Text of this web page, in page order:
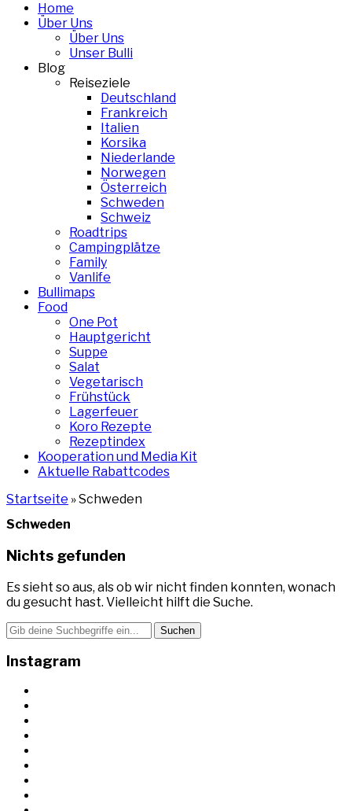
Home
Über Uns
Über Uns
Unser Bulli
Blog
Reiseziele
Deutschland
Frankreich
Italien
Korsika
Niederlande
Norwegen
Österreich
Schweden
Schweiz
Roadtrips
Campingplätze
Family
Vanlife
Bullimaps
Food
One Pot
Hauptgericht
Suppe
Salat
Vegetarisch
Frühstück
Lagerfeuer
Koro Rezepte
Rezeptindex
Kooperation und Media Kit
Aktuelle Rabattcodes
Startseite »Schweden
Schweden
Nichts gefunden
Es sieht so aus, als ob wir nicht finden konnten, wonach
du gesucht hast. Vielleicht hilft die Suche.
Search
for:
Instagram